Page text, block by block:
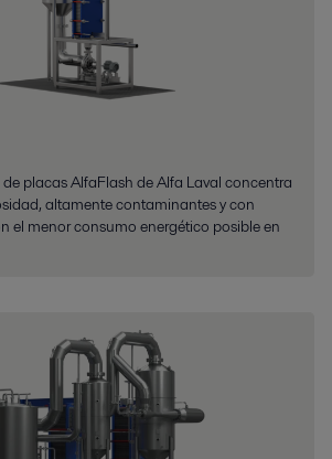
placas AlfaFlash de Alfa Laval concentra
altamente contaminantes y con
el menor consumo energético posible en